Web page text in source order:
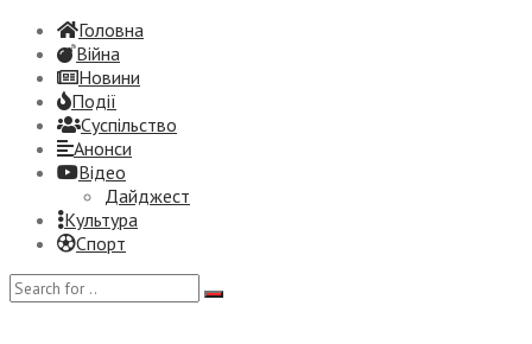
Головна
Війна
Новини
Події
Суспiльство
Анонси
Відео
Дайджест
Культура
Спорт